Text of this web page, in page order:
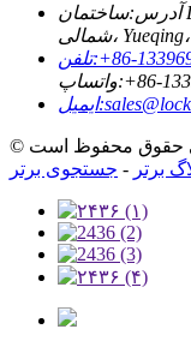
آدرس:ساختمان D، منطقه صنعتی Tangxia، شهر Baixiang
تلفن:‎+86-
واتساپ:‎+86-
ایمیل:
برتر - جستجوی برتر